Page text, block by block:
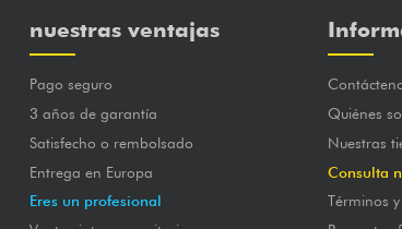
nuestras ventajas
Pago seguro
3 años de garantía
Satisfecho o rembolsado
Entrega en Europa
Eres un profesional
Quiénes
Nuestras
Consulta
Términos